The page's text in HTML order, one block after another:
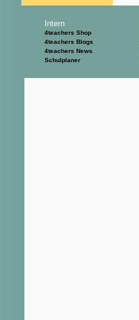
Intern
4teachers Shop
4teachers Blogs
4teachers News
Schulplaner